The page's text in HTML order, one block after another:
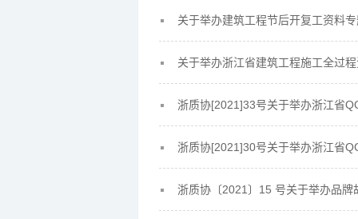
关于举办建筑工程节后开复工资料
关于举办浙江省建筑工程施工全过
浙质协[2021]33号关于举办浙江省
浙质协[2021]30号关于举办浙江省
浙质协〔2021〕15 号关于举办品